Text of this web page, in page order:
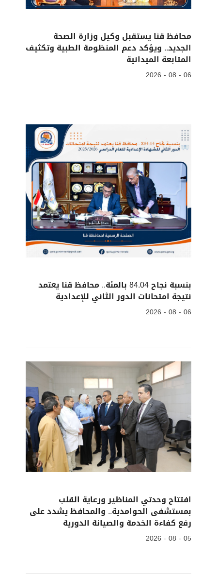
محافظ قنا يستقبل وكيل وزارة الصحة
الجديد.. ويؤكد دعم المنظومة الطبية وتكثيف
المتابعة الميدانية
06 - 08 - 2026
بنسبة نجاح 84.04 بالمئة.. محافظ قنا يعتمد
نتيجة امتحانات الدور الثاني للإعدادية
06 - 08 - 2026
افتتاح وحدتي المناظير ورعاية القلب
بمستشفى الحوامدية.. والمحافظ يشدد على
رفع كفاءة الخدمة والصيانة الدورية
05 - 08 - 2026